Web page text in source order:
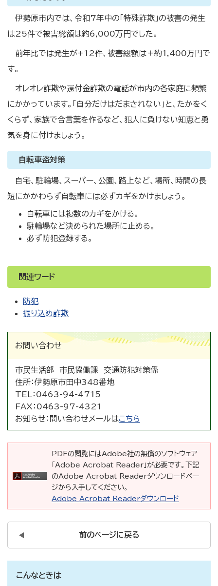
伊勢原市内では、令和7年中の「特殊詐欺」の被害の発生
は25件で被害総額は約6,000万円でした。
前年比では発生が+12件、被害総額は＋約1,400万円で
す。
オレオレ詐欺や還付金詐欺の電話が市内の各家庭に頻繁
にかかっています。「自分だけはだまされない」と、たかをく
くらず、家族で合言葉を作るなど、犯人に負けない知恵と勇
気を身に付けましょう。
自転車盗対策
自宅、駐輪場、スーパー、公園、路上など、場所、時間の長
短にかかわらず自転車には必ずカギをかけましょう。
自転車には複数のカギをかける。
駐輪場など決められた場所に止める。
必ず防犯登録する。
関連ワード
防犯
振り込め詐欺
お問い合わせ
市民生活部 市民協働課 交通防犯対策係
住所：伊勢原市田中348番地
TEL： 0463-94-4715
FAX： 0463-97-4321
お知らせ： 問い合わせメールはこちら
PDFの閲覧にはAdobe社の無償のソフトウェア
「Adobe Acrobat Reader」が必要です。下記
のAdobe Acrobat Readerダウンロードペー
ジから入手してください。
Adobe Acrobat Readerダウンロード
前のページに戻る
こんなときは